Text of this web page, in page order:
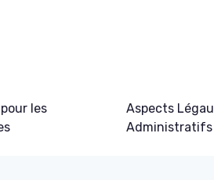
les
Aspects
Administratifs